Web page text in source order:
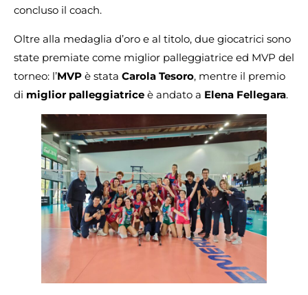
concluso il coach.
Oltre alla medaglia d’oro e al titolo, due giocatrici sono
state premiate come miglior palleggiatrice ed MVP del
torneo: l’MVP è stata Carola Tesoro, mentre il premio
di miglior palleggiatrice è andato a Elena Fellegara.